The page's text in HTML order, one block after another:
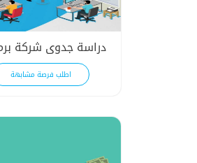
دراسة جدوى شركة
اطلب فرصة مشابهة